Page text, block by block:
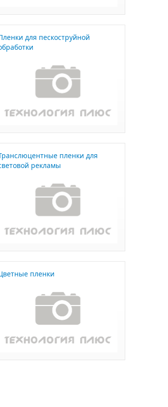
для пескоструйной
пленки для
рекламы
пленки